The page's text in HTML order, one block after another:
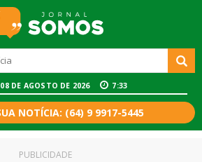
DE AGOSTO DE 2026 7:33
NOTÍCIA: (64) 9 9917-5445
PUBLICIDADE